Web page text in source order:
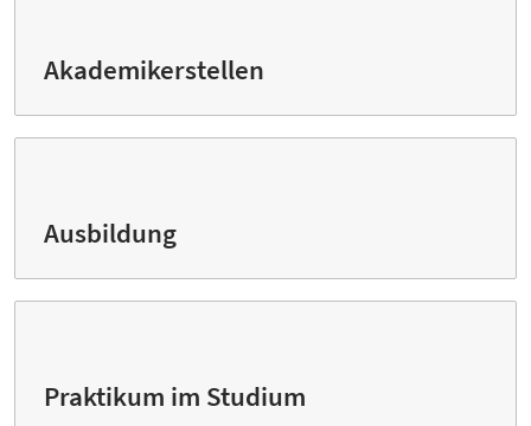
Akademikerstellen
Ausbildung
Praktikum im Studium